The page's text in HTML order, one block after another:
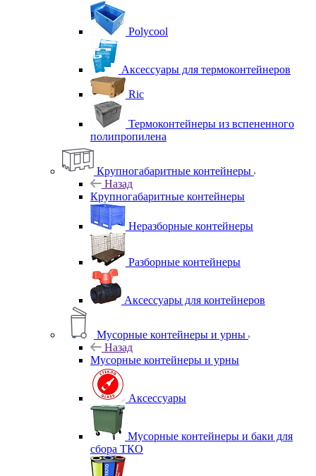
Polycool
Аксессуары для термоконтейнеров
Ric
Термоконтейнеры из вспененного
полипропилена
Крупногабаритные контейнеры
Назад
Крупногабаритные контейнеры
Неразборные контейнеры
Разборные контейнеры
Аксессуары для контейнеров
Мусорные контейнеры и урны
Назад
Мусорные контейнеры и урны
Аксессуары
Мусорные контейнеры и баки для
сбора ТКО